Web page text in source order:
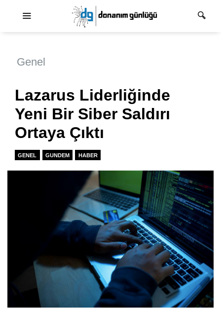
Genel
Lazarus Liderliğinde
Yeni Bir Siber Saldırı
Ortaya Çıktı
GENEL GUNDEM HABER